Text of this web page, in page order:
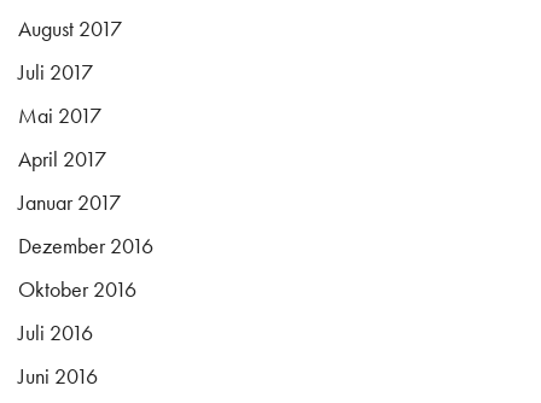
August 2017
Juli 2017
Mai 2017
April 2017
Januar 2017
Dezember 2016
Oktober 2016
Juli 2016
Juni 2016